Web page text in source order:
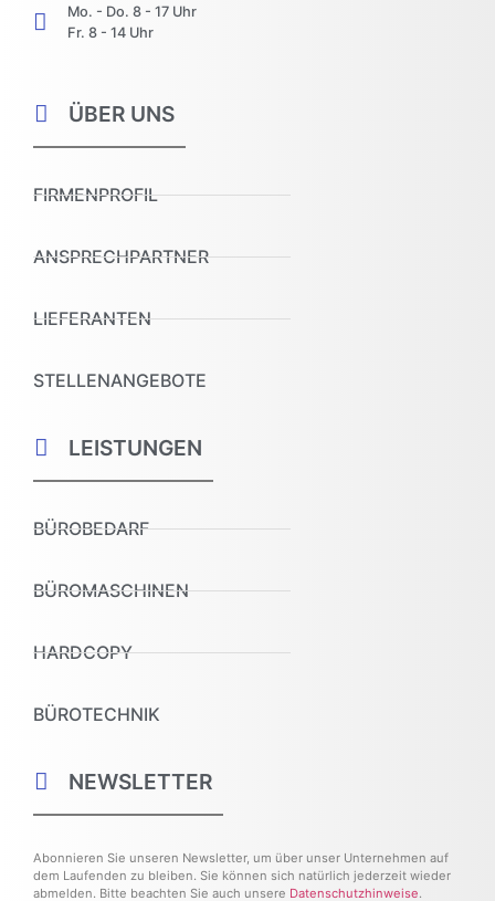
Mo. - Do. 8 - 17 Uhr
Fr. 8 - 14 Uhr
ÜBER UNS
FIRMENPROFIL
ANSPRECHPARTNER
LIEFERANTEN
STELLENANGEBOTE
LEISTUNGEN
BÜROBEDARF
BÜROMASCHINEN
HARDCOPY
BÜROTECHNIK
NEWSLETTER
Abonnieren Sie unseren Newsletter, um über unser Unternehmen auf
dem Laufenden zu bleiben. Sie können sich natürlich jederzeit wieder
abmelden. Bitte beachten Sie auch unsere Datenschutzhinweise.